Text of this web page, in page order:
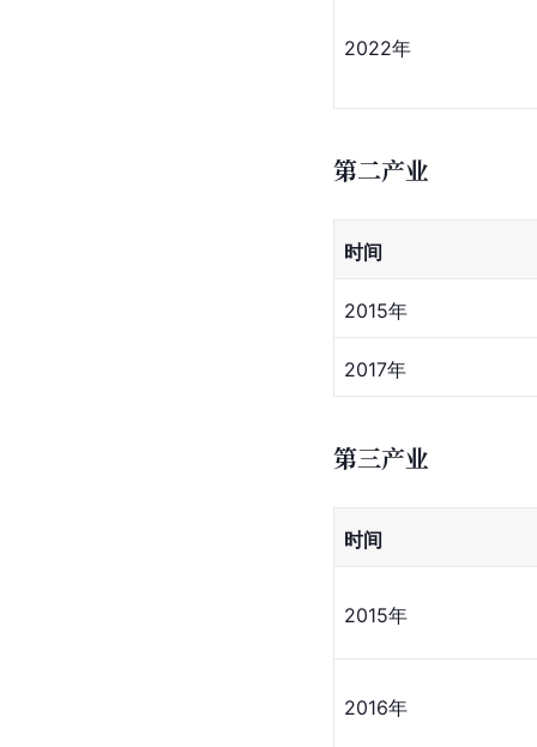
2022年
第二产业
时间
2015年
2017年
第三产业
时间
2015年
2016年